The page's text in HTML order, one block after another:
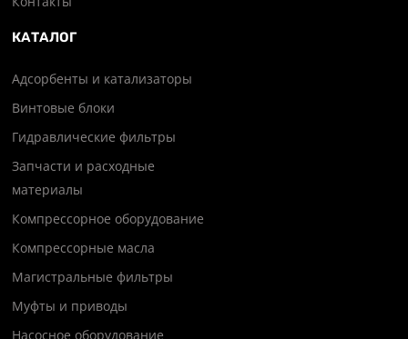
КАТАЛОГ
Адсорбенты и катализаторы
Винтовые блоки
Гидравлические фильтры
Запчасти и расходные
материалы
Компрессорное оборудование
Компрессорные масла
Магистральные фильтры
Муфты и приводы
Насосное оборудование